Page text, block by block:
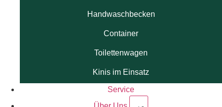
Handwaschbecken
Container
Toilettenwagen
Kinis im Einsatz
Service